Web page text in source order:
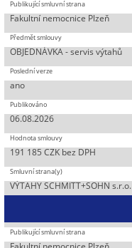
Fakultní nemocnice Plzeň
OBJEDNÁVKA - servis výtahů
ano
06.08.2026
191 185 CZK bez DPH
VÝTAHY SCHMITT+SOHN s.r.o.